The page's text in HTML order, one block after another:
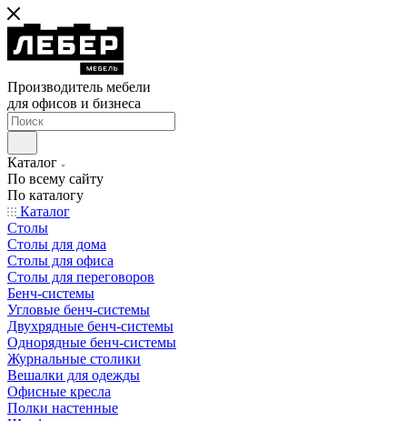
Производитель мебели
для офисов и бизнеса
Каталог
По всему сайту
По каталогу
Каталог
Столы
Столы для дома
Столы для офиса
Столы для переговоров
Бенч-системы
Угловые бенч-системы
Двухрядные бенч-системы
Однорядные бенч-системы
Журнальные столики
Вешалки для одежды
Офисные кресла
Полки настенные